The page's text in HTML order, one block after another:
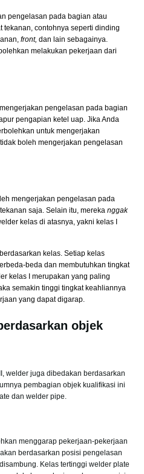
pengelasan pada bagian atau
tekanan, contohnya seperti dinding
front, dan lain sebagainya.
melakukan pekerjaan dari
pengelasan pada bagian
pengapian ketel uap. Jika Anda
untuk mengerjakan
boleh mengerjakan pengelasan
mengerjakan pengelasan pada
saja. Selain itu, mereka nggak
kelas di atasnya, yakni kelas I
kelas. Setiap kelas
beda dan membutuhkan tingkat
kelas I merupakan yang paling
semakin tinggi tingkat keahliannya
yang dapat digarap.
objek
welder juga dibedakan berdasarkan
pembagian objek kualifikasi ini
dan welder pipe.
menggarap pekerjaan-pekerjaan
berdasarkan posisi pengelasan
Kelas tertinggi welder plate